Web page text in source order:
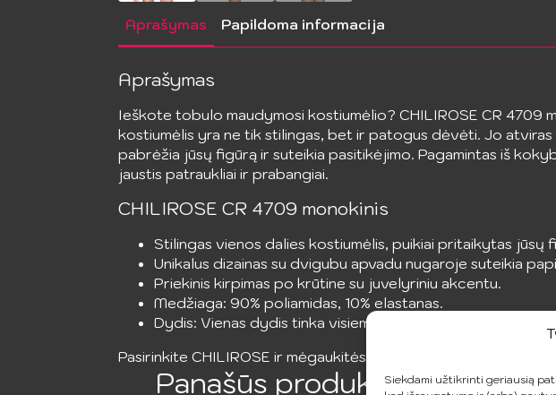
Siekdami užtikrinti geriausią
Aprašymas Papildoma informacija
Aprašymas
Ieškote tobulo maudymosi kostiumėlio? CHILIROSE CR 4709
kostiumėlis yra ne tik stilingas, bet ir patogus dėvėti. Jo
pabrėžia jūsų figūrą ir suteikia pasitikėjimo. Pagamintas iš
jaustis patraukliai ir prabangiai.
CHILIROSE CR 4709 monokinis
Stilingas vienos dalies kostiumėlis, puikiai pritaikytas jūsų
Unikalus dizainas su dvigubu apvadu nugaroje suteikia
Priekinis kirpimas po krūtine su juvelyriniu akcentu.
Medžiaga: 90% poliamidas, 10% elastanas.
Dydis: Vienas dydis tinka visiems.
Pasirinkite CHILIROSE ir mėgaukitės stiliumi bei komfortu
Panašūs produktai